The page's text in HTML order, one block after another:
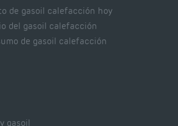
de gasoil calefacción hoy
del gasoil calefacción
de gasoil calefacción
gasoil